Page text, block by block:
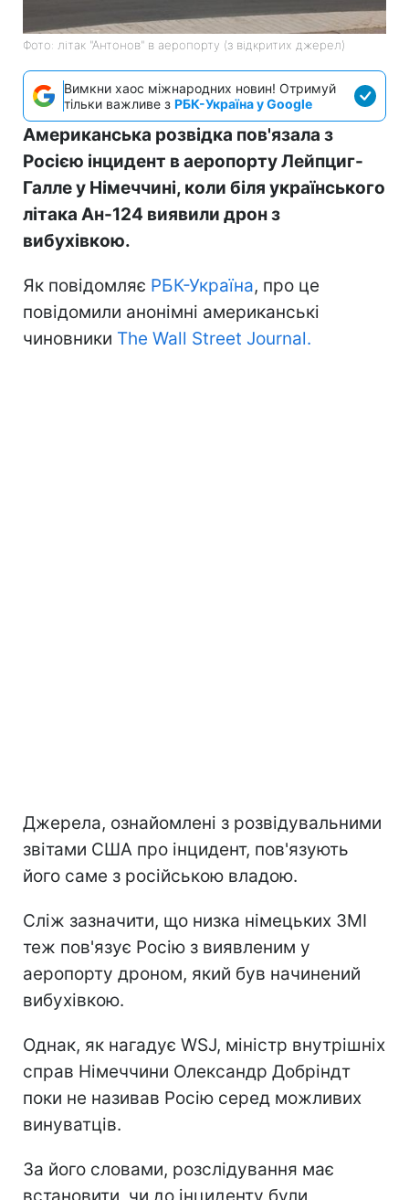
Фото: літак "Антонов" в аеропорту (з відкритих джерел)
Вимкни хаос міжнародних новин! Отримуй
тільки важливе з РБК-Україна у Google
Американська розвідка пов'язала з
Росією інцидент в аеропорту Лейпциг-
Галле у Німеччині, коли біля українського
літака Ан-124 виявили дрон з
вибухівкою.
Як повідомляє РБК-Україна, про це
повідомили анонімні американські
чиновники The Wall Street Journal.
Джерела, ознайомлені з розвідувальними
звітами США про інцидент, пов'язують
його саме з російською владою.
Сліж зазначити, що низка німецьких ЗМІ
теж пов'язує Росію з виявленим у
аеропорту дроном, який був начинений
вибухівкою.
Однак, як нагадує WSJ, міністр внутрішніх
справ Німеччини Олександр Добріндт
поки не називав Росію серед можливих
винуватців.
За його словами, розслідування має
встановити, чи до інциденту були